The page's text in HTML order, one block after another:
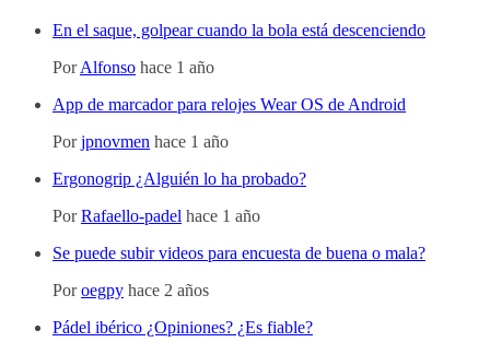
En el saque, golpear cuando la bola está descenciendo
PorAlfonso hace 1 año
App de marcador para relojes Wear OS de Android
Porjpnovmen hace 1 año
Ergonogrip ¿Alguién lo ha probado?
PorRafaello-padel hace 1 año
Se puede subir videos para encuesta de buena o mala?
Poroegpy hace 2 años
Pádel ibérico ¿Opiniones? ¿Es fiable?